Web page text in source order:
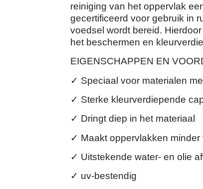
reiniging van het oppervlak
gecertificeerd voor gebruik in
voedsel wordt bereid.
het beschermen en
EIGENSCHAPPEN EN
✓ Speciaal voor materialen
✓ Sterke kleurverdiepende
✓ Dringt diep in het materiaal
✓ Maakt oppervlakken minder
✓ Uitstekende water- en olie
✓ uv-bestendig